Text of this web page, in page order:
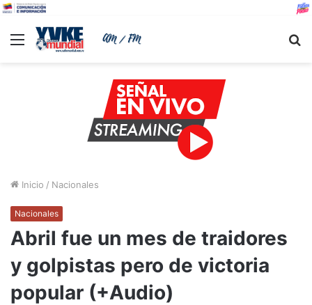
Menu
Inicio / Nacionales
Nacionales
Abril fue un mes de traidores
y golpistas pero de victoria
popular (+Audio)